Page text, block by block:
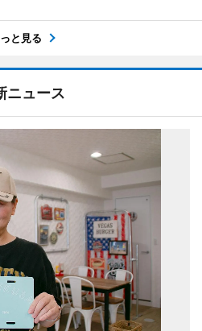
と見る
ニュース